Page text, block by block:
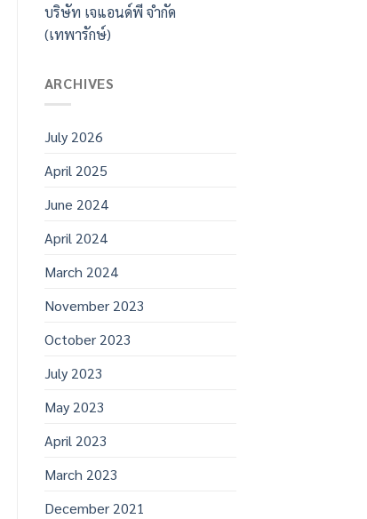
บริษัท เจแอนด์พี จำกัด
(เทพารักษ์)
ARCHIVES
July 2026
April 2025
June 2024
April 2024
March 2024
November 2023
October 2023
July 2023
May 2023
April 2023
March 2023
December 2021